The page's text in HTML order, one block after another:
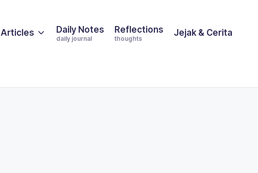
Articles Daily Notes
daily journal
Reflections
thoughts
Jejak & Cerita